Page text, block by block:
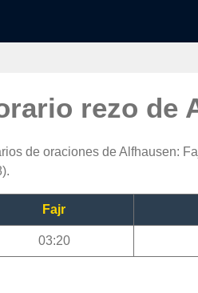
rezo de
de oraciones de Alfhausen:
Fajr
03:20